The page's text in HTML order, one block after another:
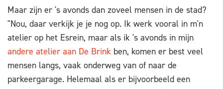
Maar zijn er 's avonds dan zoveel mensen in de stad?
"Nou, daar verkijk je je nog op. Ik werk vooral in m'n
atelier op het Esrein, maar als ik 's avonds in mijn
andere atelier aan De Brink ben, komen er best veel
mensen langs, vaak onderweg van of naar de
parkeergarage. Helemaal als er bijvoorbeeld een